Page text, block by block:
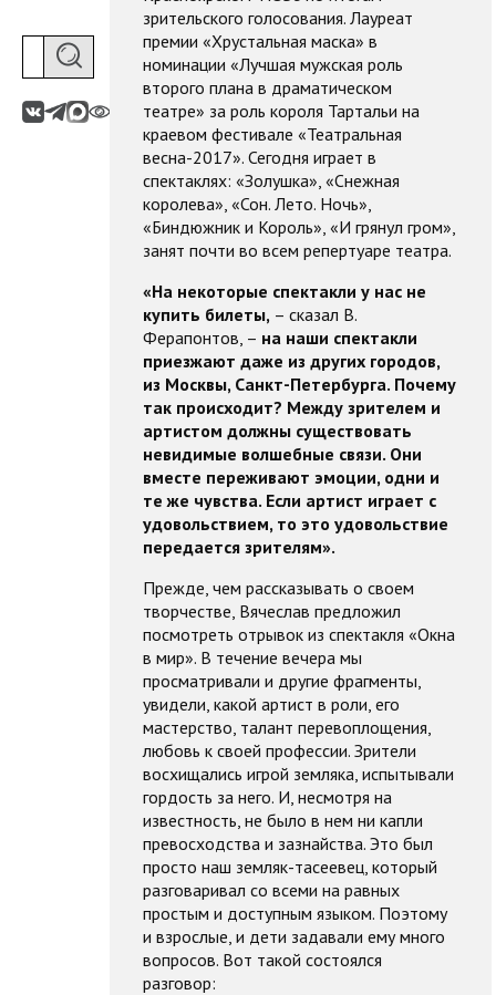
зрительского голосования. Лауреат
премии «Хрустальная маска» в
номинации «Лучшая мужская роль
второго плана в драматическом
театре» за роль короля Тартальи на
краевом фестивале «Театральная
весна-2017». Сегодня играет в
спектаклях: «Золушка», «Снежная
королева», «Сон. Лето. Ночь»,
«Биндюжник и Король», «И грянул гром»,
занят почти во всем репертуаре театра.
«На некоторые спектакли у нас не
купить билеты,– сказал В.
Ферапонтов, – на наши спектакли
приезжают даже из других городов,
из Москвы, Санкт-Петербурга. Почему
так происходит? Между зрителем и
артистом должны существовать
невидимые волшебные связи. Они
вместе переживают эмоции, одни и
те же чувства. Если артист играет с
удовольствием, то это удовольствие
передается зрителям».
Прежде, чем рассказывать о своем
творчестве, Вячеслав предложил
посмотреть отрывок из спектакля «Окна
в мир». В течение вечера мы
просматривали и другие фрагменты,
увидели, какой артист в роли, его
мастерство, талант перевоплощения,
любовь к своей профессии. Зрители
восхищались игрой земляка, испытывали
гордость за него. И, несмотря на
известность, не было в нем ни капли
превосходства и зазнайства. Это был
просто наш земляк-тасеевец, который
разговаривал со всеми на равных
простым и доступным языком. Поэтому
и взрослые, и дети задавали ему много
вопросов. Вот такой состоялся
разговор: